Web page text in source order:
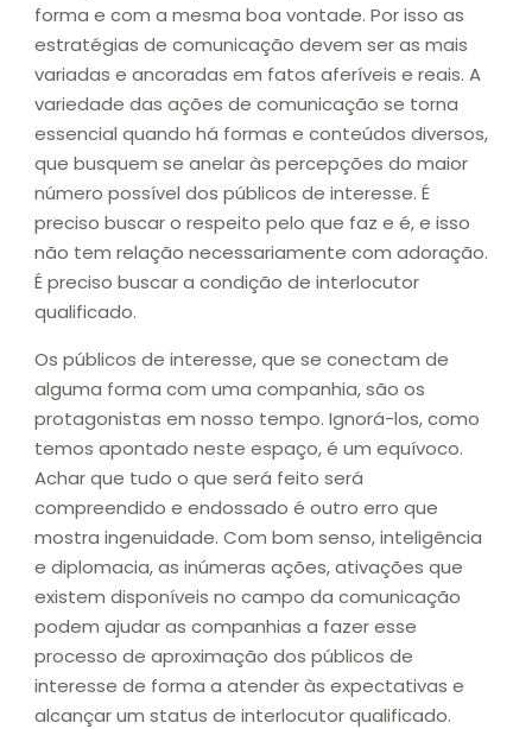
forma e com a mesma boa vontade. Por isso as
estratégias de comunicação devem ser as mais
variadas e ancoradas em fatos aferíveis e reais. A
variedade das ações de comunicação se torna
essencial quando há formas e conteúdos diversos,
que busquem se anelar às percepções do maior
número possível dos públicos de interesse. É
preciso buscar o respeito pelo que faz e é, e isso
não tem relação necessariamente com adoração.
É preciso buscar a condição de interlocutor
qualificado.
Os públicos de interesse, que se conectam de
alguma forma com uma companhia, são os
protagonistas em nosso tempo. Ignorá-los, como
temos apontado neste espaço, é um equívoco.
Achar que tudo o que será feito será
compreendido e endossado é outro erro que
mostra ingenuidade. Com bom senso, inteligência
e diplomacia, as inúmeras ações, ativações que
existem disponíveis no campo da comunicação
podem ajudar as companhias a fazer esse
processo de aproximação dos públicos de
interesse de forma a atender às expectativas e
alcançar um status de interlocutor qualificado.